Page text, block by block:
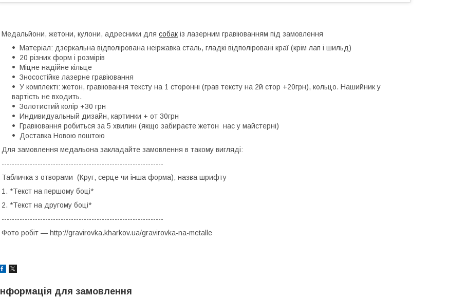
Медальйони, жетони, кулони, адресники для собак із лазерним гравіюванням під замовлення
Матеріал: дзеркальна відполірована неіржавка сталь, гладкі відполіровані краї (крім лап і шильд)
20 різних форм і розмірів
Міцне надійне кільце
Зносостійке лазерне гравіювання
У комплекті: жетон, гравіювання тексту на 1 сторонні (грав тексту на 2й стор +20грн), кольцо. Нашийник у
вартість не входить.
Золотистий колір +30 грн
Индивидуальный дизайн, картинки + от 30грн
Гравіювання робиться за 5 хвилин (якщо забираєте жетон нас у майстерні)
Доставка Новою поштою
Для замовлення медальона закладайте замовлення в такому вигляді:
---------------------------------------------------------------
Табличка з отворами (Круг, серце чи інша форма), назва шрифту
1. *Текст на першому боці*
2. *Текст на другому боці*
---------------------------------------------------------------
Фото робіт — http://gravirovka.kharkov.ua/gravirovka-na-metalle
Інформація для замовлення